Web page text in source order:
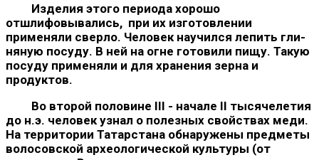
Изделия этого периода хорошо
отшлифовывались, при их изготовлении
применяли сверло. Человек научился лепить гли­
няную посуду. В ней на огне готовили пищу. Такую
посуду при­меняли и для хранения зерна и
продуктов.
Во второй половине III - начале II тысячелетия
до н.э. чело­век узнал о полезных свойствах меди.
На территории Татарстана обнаружены предметы
волосовской археологической культуры (от